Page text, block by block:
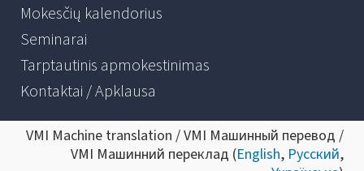
Mokesčių kalendorius
Seminarai
Tarptautinis apmokestinimas
Kontaktai / Apklausa
VMI Machine translation / VMI Машинный перевод /
VMI Машинний переклад (English, Русский,